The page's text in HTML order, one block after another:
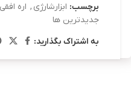
برچسب: ابزارشارژی , اره
جدیدترین ها
به اشتراک بگذارید: